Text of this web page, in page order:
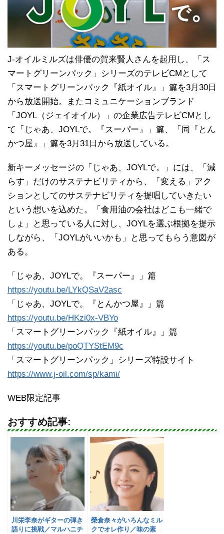
J-オイルミルズは俳優の賀来賢人さんを起用し、「ス
マートグリーンパック」シリーズのテレビCMとして
「スマートグリーンパック『紙オイル』」篇を3月30日
から放送開始。またコミュニケーションブランド
「JOYL（ジェイオイル）」の企業広告テレビCMとし
て「じゃあ、JOYLで。『スーパー』」篇、「同『とん
かつ屋』」篇を3月31日から放送している。
新キーメッセージの「じゃあ、JOYLで。」には、「減
らす」だけのサステナビリティから、「変える」アク
ションとしてのサステナビリティを提唱していきたい
という想いを込めた。「食用油の会社はどこも一緒で
しょ」と思っている人に対し、JOYLを選ぶ根拠を提示
しながら、「JOYLがいいかも」と思ってもらう意図が
ある。
「じゃあ、JOYLで。『スーパー』」篇
https://youtu.be/LYkQSaV2asc
「じゃあ、JOYLで。『とんかつ屋』」篇
https://youtu.be/HKzi0x-VBYo
「スマートグリーンパック『紙オイル』」篇
https://youtu.be/poQTYStEM9c
「スマートグリーンパック」シリーズ特設サイト
https://www.j-oil.com/sp/kami/
WEB限定記事
おすすめ記事:
川栄李奈がギターの弾き
語りに挑戦／マルハニチ
榮倉奈々がいろんなミル
クでオレ作り／味の素